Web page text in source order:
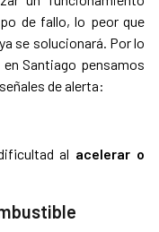
de fallo, lo peor que
se solucionará. Por lo
Santiago pensamos
de alerta:
al acelerar o